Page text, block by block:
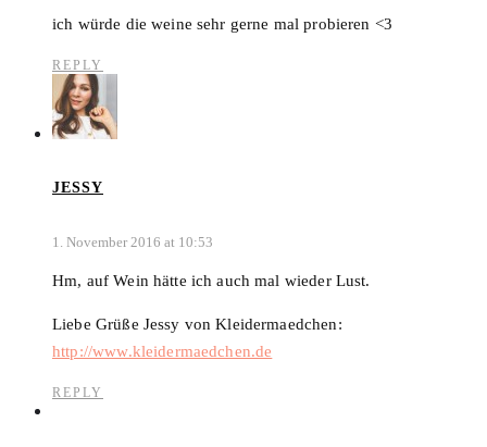
ich würde die weine sehr gerne mal probieren <3
REPLY
JESSY
1. November 2016 at 10:53
Hm, auf Wein hätte ich auch mal wieder Lust.
Liebe Grüße Jessy von Kleidermaedchen:
http://www.kleidermaedchen.de
REPLY